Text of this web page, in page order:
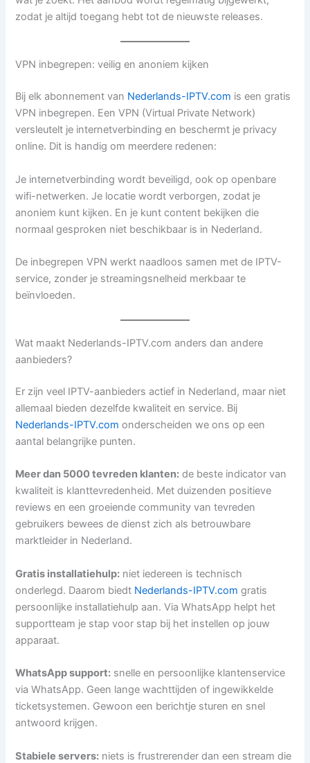
zodat je altijd toegang hebt tot de nieuwste releases.
VPN inbegrepen: veilig en anoniem kijken
Bij elk abonnement van Nederlands-IPTV.com is een gratis
VPN inbegrepen. Een VPN (Virtual Private Network)
versleutelt je internetverbinding en beschermt je privacy
online. Dit is handig om meerdere redenen:
Je internetverbinding wordt beveiligd, ook op openbare
wifi-netwerken. Je locatie wordt verborgen, zodat je
anoniem kunt kijken. En je kunt content bekijken die
normaal gesproken niet beschikbaar is in Nederland.
De inbegrepen VPN werkt naadloos samen met de IPTV-
service, zonder je streamingsnelheid merkbaar te
beïnvloeden.
Wat maakt Nederlands-IPTV.com anders dan andere
aanbieders?
Er zijn veel IPTV-aanbieders actief in Nederland, maar niet
allemaal bieden dezelfde kwaliteit en service. Bij
Nederlands-IPTV.com onderscheiden we ons op een
aantal belangrijke punten.
Meer dan 5000 tevreden klanten: de beste indicator van
kwaliteit is klanttevredenheid. Met duizenden positieve
reviews en een groeiende community van tevreden
gebruikers bewees de dienst zich als betrouwbare
marktleider in Nederland.
Gratis installatiehulp: niet iedereen is technisch
onderlegd. Daarom biedt Nederlands-IPTV.com gratis
persoonlijke installatiehulp aan. Via WhatsApp helpt het
supportteam je stap voor stap bij het instellen op jouw
apparaat.
WhatsApp support: snelle en persoonlijke klantenservice
via WhatsApp. Geen lange wachttijden of ingewikkelde
ticketsystemen. Gewoon een berichtje sturen en snel
antwoord krijgen.
Stabiele servers: niets is frustrerender dan een stream die